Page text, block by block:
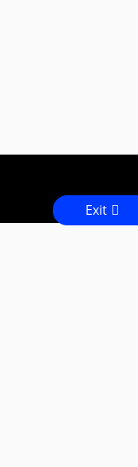
Exit